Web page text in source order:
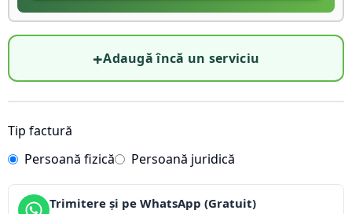
+Adaugă încă un serviciu
Tip factură
Persoană fizică
Persoană juridică
Trimitere și pe WhatsApp (Gratuit)